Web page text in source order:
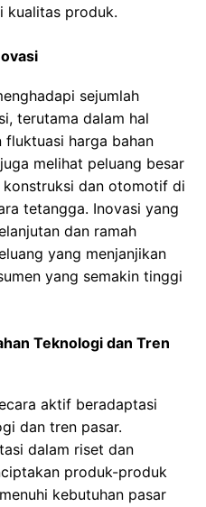
kualitas produk.
sejumlah
terutama dalam hal
harga bahan
melihat peluang besar
dan otomotif di
tetangga. Inovasi yang
dan ramah
yang menjanjikan
yang semakin tinggi
Teknologi dan Tren
aktif beradaptasi
dan tren pasar.
dalam riset dan
produk-produk
kebutuhan pasar